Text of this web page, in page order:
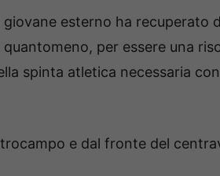
giovane esterno ha recuperato
per essere una
spinta atletica necessaria
e dal fronte del